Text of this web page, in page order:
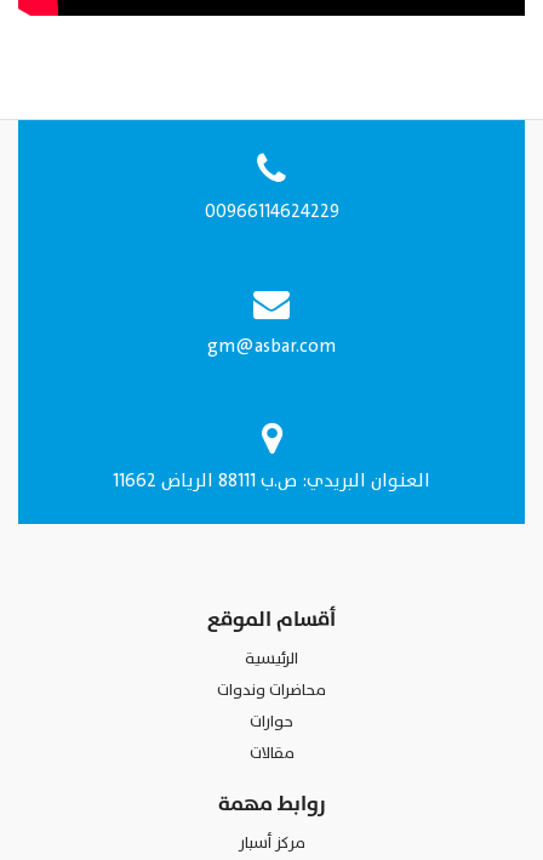
00966114624229
gm@asbar.com
العنـوان البريدي: ص.ب 88111 الرياض 11662
أقسام الموقع
الرئيسية
محاضرات وندوات
حوارات
مقالات
روابط مهمة
مركز أسبار